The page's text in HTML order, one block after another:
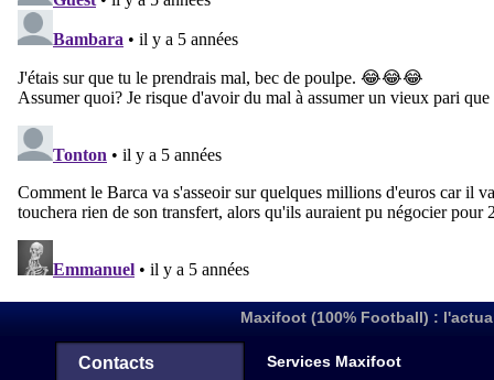
Maxifoot (100% Football) :
Contacts Services Maxifoot